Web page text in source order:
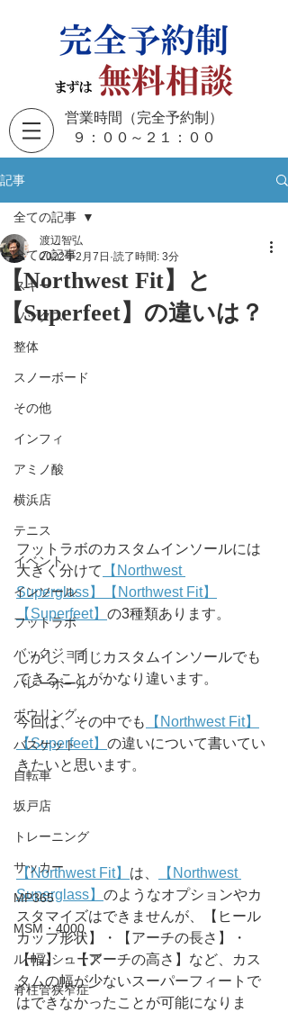
営業時間（完全予約制）
​９：００～２１：００
記事
全ての記事
スキー
ソックス
整体
スノーボード
その他
インフィ
アミノ酸
横浜店
テニス
イベント
インソール
フットラボ
バックジョイ
バレーボール
ボウリング
バスケット
自転車
坂戸店
トレーニング
サッカー
MP365
MSM・4000
ルームシューズ
脊柱管狭窄症
全ての記事
【Northwest Fit】と
【Superfeet】の違いは？
渡辺智弘
2022年2月7日 読了時間: 3分
フットラボのカスタムインソールには
大きく分けて
【Northwest
Superglass】
【Northwest Fit】
【Superfeet】 の3種類あります。
しかし、同じカスタムインソールでも
できることがかなり違います。
今回は、その中でも
【Northwest Fit】
【Superfeet】 の違いについて書いてい
きたいと思います。
【Northwest Fit】 は、
【Northwest
Superglass】 のようなオプションやカ
スタマイズはできませんが、【ヒール
カップ形状】・【アーチの長さ】・
【幅】・【アーチの高さ】など、カス
タムの幅が少ないスーパーフィートで
はできなかったことが可能になりま